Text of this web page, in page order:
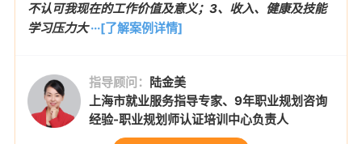
不认可我现在的工作价值及意义；3、收入、健康及技能
学习压力大 ···[了解案例详情]
指导顾问： 陆金美
上海市就业服务指导专家、9年职业规划咨询
经验-职业规划师认证培训中心负责人